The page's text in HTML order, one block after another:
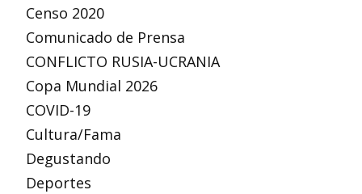
Censo 2020
Comunicado de Prensa
CONFLICTO RUSIA-UCRANIA
Copa Mundial 2026
COVID-19
Cultura/Fama
Degustando
Deportes